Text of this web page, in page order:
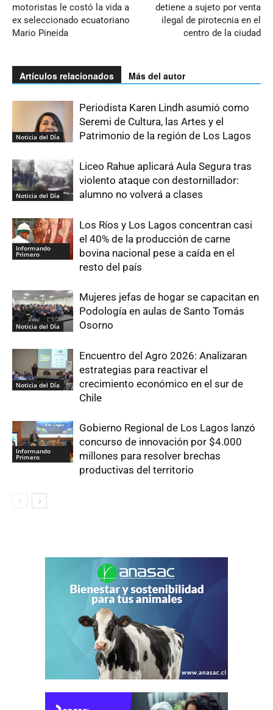
motoristas le costó la vida a
ex seleccionado ecuatoriano
Mario Pineida
detiene a sujeto por venta
ilegal de pirotecnia en el
centro de la ciudad
Artículos relacionados Más del autor
Noticia del Día
Periodista Karen Lindh asumió como
Seremi de Cultura, las Artes y el
Patrimonio de la región de Los Lagos
Noticia del Día
Liceo Rahue aplicará Aula Segura tras
violento ataque con destornillador:
alumno no volverá a clases
Informando
Primero
Los Ríos y Los Lagos concentran casi
el 40% de la producción de carne
bovina nacional pese a caída en el
resto del país
Noticia del Día
Mujeres jefas de hogar se capacitan en
Podología en aulas de Santo Tomás
Osorno
Noticia del Día
Encuentro del Agro 2026: Analizaran
estrategias para reactivar el
crecimiento económico en el sur de
Chile
Informando
Primero
Gobierno Regional de Los Lagos lanzó
concurso de innovación por $4.000
millones para resolver brechas
productivas del territorio